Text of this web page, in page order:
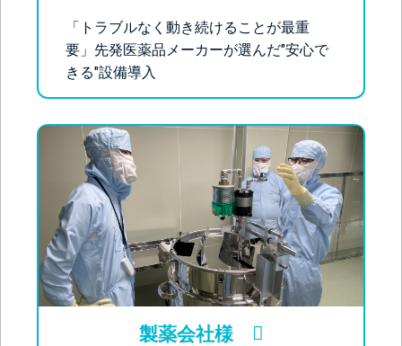
「トラブルなく動き続けることが最重
要」先発医薬品メーカーが選んだ"安心で
きる"設備導入
製薬会社様